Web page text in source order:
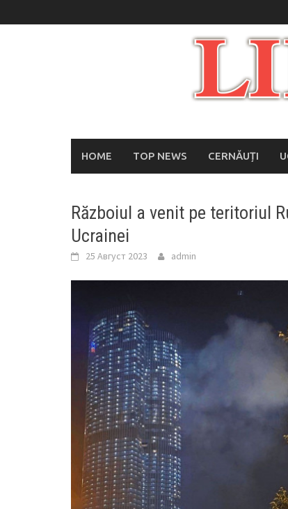
to
HOME TOP NEWS CERNĂUȚI
Războiul a venit pe teritoriul
Ucrainei
25 Август 2023 admin